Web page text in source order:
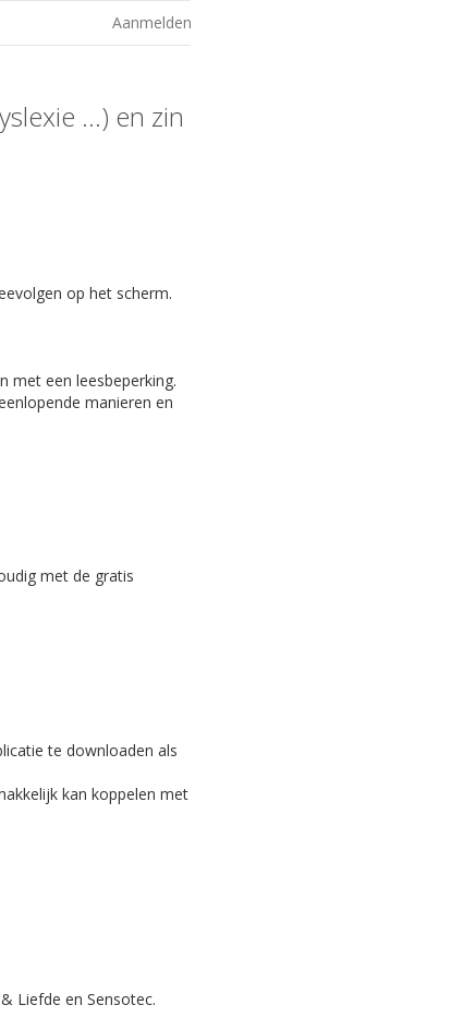
Aanmelden
...) en zin
op het scherm.
met een leesbeperking.
manieren en
met de gratis
te downloaden als
kan koppelen met
Liefde en Sensotec.